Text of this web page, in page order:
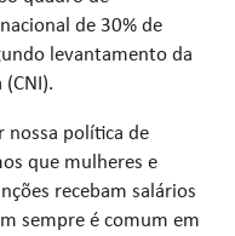
de 30% de
levantamento da
nossa política de
que mulheres e
recebam salários
sempre é comum em